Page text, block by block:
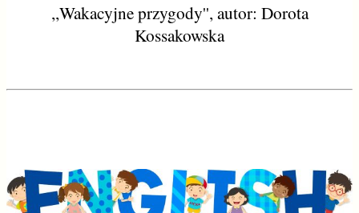
,,Wakacyjne przygody'', autor: Dorota
Kossakowska